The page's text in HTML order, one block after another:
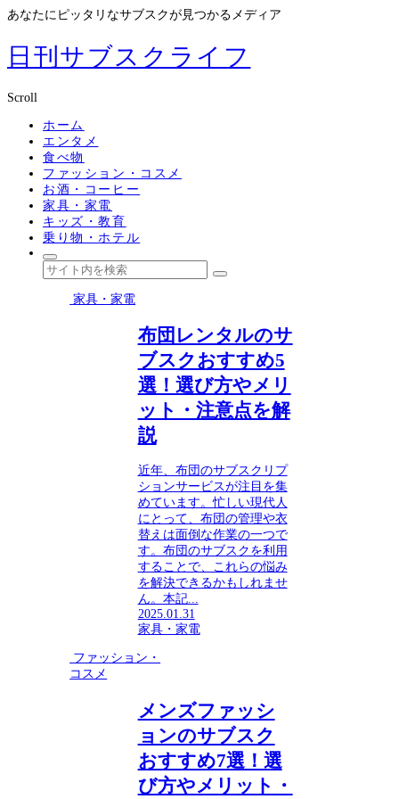
あなたにピッタリなサブスクが見つかるメディア
日刊サブスクライフ
Scroll
ホーム
エンタメ
食べ物
ファッション・コスメ
お酒・コーヒー
家具・家電
キッズ・教育
乗り物・ホテル
家具・家電
布団レンタルのサ
ブスクおすすめ5
選！選び方やメリ
ット・注意点を解
説
近年、布団のサブスクリプ
ションサービスが注目を集
めています。忙しい現代人
にとって、布団の管理や衣
替えは面倒な作業の一つで
す。布団のサブスクを利用
することで、これらの悩み
を解決できるかもしれませ
ん。本記...
2025.01.31
家具・家電
ファッション・
コスメ
メンズファッシ
ョンのサブスク
おすすめ7選！選
び方やメリット・